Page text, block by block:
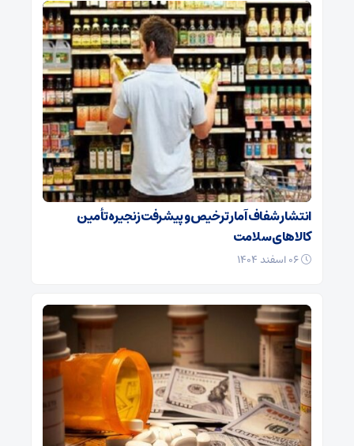
انتشار شفاف آمار ترخیص و پیشرفت زنجیره تأمین
کالاهای سلامت